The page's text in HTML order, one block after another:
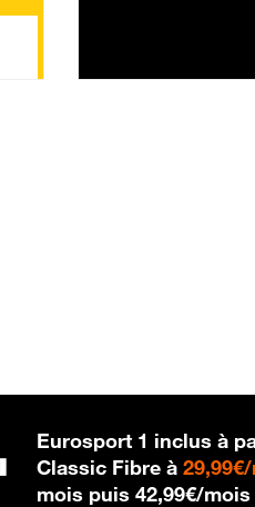
Eurosport 1 inclus à
Classic Fibre à
mois puis42,99€/mois